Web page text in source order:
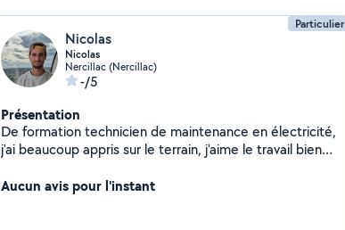
Particulier
Nicolas
Nicolas
Nercillac (Nercillac)
-/5
Présentation
De formation technicien de maintenance en électricité,
j'ai beaucoup appris sur le terrain, j'aime le travail bien
Aucun avis pour l'instant